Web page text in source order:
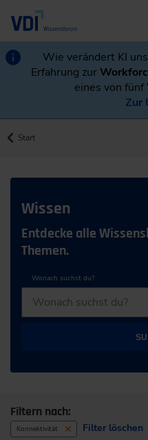
Wie verändert KI
Erfahrung zur
eines von
Zur
Start
Wissen
Entdecke alle
Themen.
Wonach suchst du?
Filtern nach:
Konnektivität Filter löschen